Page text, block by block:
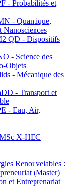
- Probabilités et
- Quantique,
Nanosciences
QD - Dispositifs
- Science des
Objets
- Mécanique des
- Transport et
- Eau, Air,
X-HEC
Renouvelables :
(Master)
et Entreprenariat